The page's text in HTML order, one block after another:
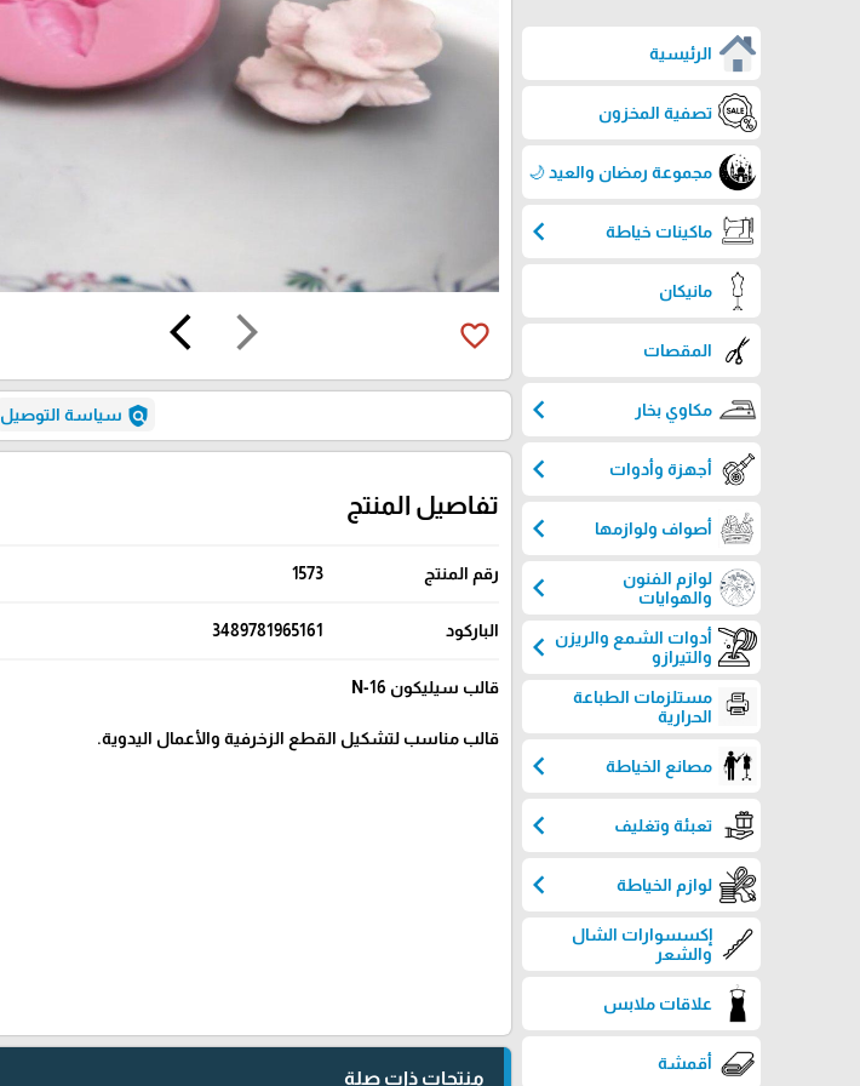
الرئيسية
تصفية المخزون
مجموعة رمضان والعيد 🌙
ماكينات خياطة chevron_left
مانيكان
المقصات
مكاوي بخار chevron_left
أجهزة وأدوات chevron_left
أصواف ولوازمها chevron_left
لوازم الفنون
والهوايات
chevron_left
أدوات الشمع والريزن
والتيرازو
chevron_left
مستلزمات الطباعة
الحرارية
مصانع الخياطة chevron_left
تعبئة وتغليف chevron_left
لوازم الخياطة chevron_left
إكسسوارات الشال
والشعر
علاقات ملابس
أقمشة
arrow_forward_ios
arrow_back_ios favorite_border
policy سياسة التوصيل
تفاصيل المنتج
رقم المنتج 1573
الباركود 3489781965161
قالب سيليكون N-16
قالب مناسب لتشكيل القطع الزخرفية والأعمال اليدوية.
منتجات ذات صلة